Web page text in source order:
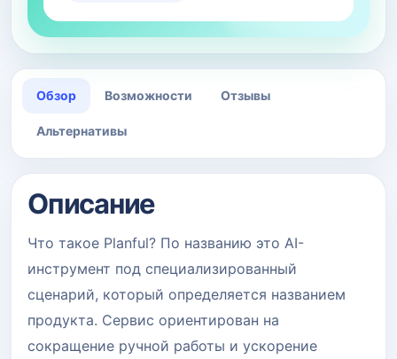
Обзор Возможности Отзывы
Альтернативы
Описание
Что такое Planful? По названию это AI-
инструмент под специализированный
сценарий, который определяется названием
продукта. Сервис ориентирован на
сокращение ручной работы и ускорение